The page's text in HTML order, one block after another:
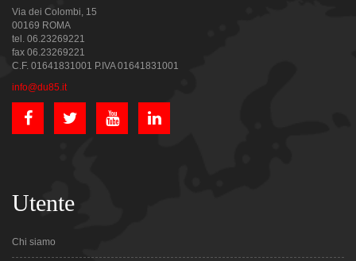
Via dei Colombi, 15
00169 ROMA
tel. 06.23269221
fax 06.23269221
C.F. 01641831001 P.IVA 01641831001
info@du85.it
Utente
Chi siamo